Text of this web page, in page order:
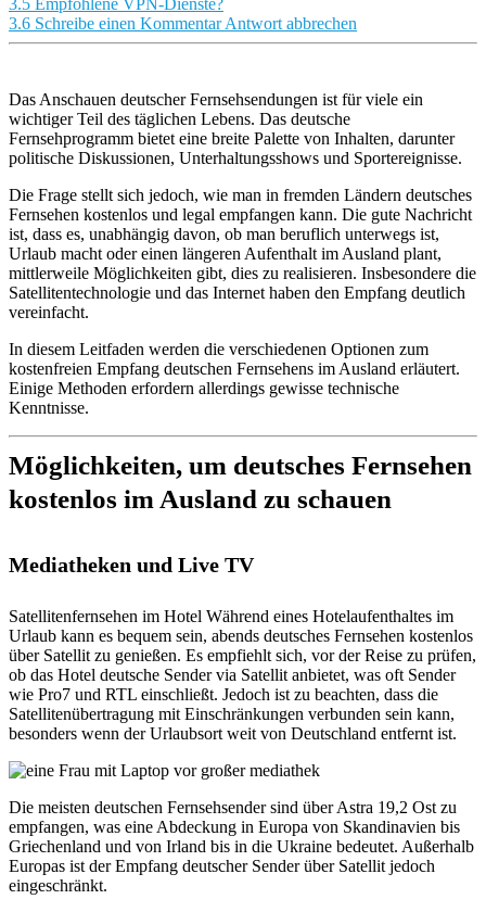
3.5 Empfohlene VPN-Dienste?
3.6 Schreibe einen Kommentar Antwort abbrechen
Das Anschauen deutscher Fernsehsendungen ist für viele ein
wichtiger Teil des täglichen Lebens. Das deutsche
Fernsehprogramm bietet eine breite Palette von Inhalten, darunter
politische Diskussionen, Unterhaltungsshows und Sportereignisse.
Die Frage stellt sich jedoch, wie man in fremden Ländern deutsches
Fernsehen kostenlos und legal empfangen kann. Die gute Nachricht
ist, dass es, unabhängig davon, ob man beruflich unterwegs ist,
Urlaub macht oder einen längeren Aufenthalt im Ausland plant,
mittlerweile Möglichkeiten gibt, dies zu realisieren. Insbesondere die
Satellitentechnologie und das Internet haben den Empfang deutlich
vereinfacht.
In diesem Leitfaden werden die verschiedenen Optionen zum
kostenfreien Empfang deutschen Fernsehens im Ausland erläutert.
Einige Methoden erfordern allerdings gewisse technische
Kenntnisse.
Möglichkeiten, um deutsches Fernsehen
kostenlos im Ausland zu schauen
Mediatheken und Live TV
Satellitenfernsehen im Hotel Während eines Hotelaufenthaltes im
Urlaub kann es bequem sein, abends deutsches Fernsehen kostenlos
über Satellit zu genießen. Es empfiehlt sich, vor der Reise zu prüfen,
ob das Hotel deutsche Sender via Satellit anbietet, was oft Sender
wie Pro7 und RTL einschließt. Jedoch ist zu beachten, dass die
Satellitenübertragung mit Einschränkungen verbunden sein kann,
besonders wenn der Urlaubsort weit von Deutschland entfernt ist.
Die meisten deutschen Fernsehsender sind über Astra 19,2 Ost zu
empfangen, was eine Abdeckung in Europa von Skandinavien bis
Griechenland und von Irland bis in die Ukraine bedeutet. Außerhalb
Europas ist der Empfang deutscher Sender über Satellit jedoch
eingeschränkt.